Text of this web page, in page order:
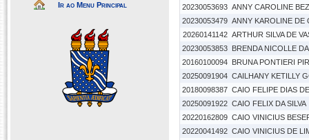
Ir ao Menu Principal
20230053693 ANNY CAROLINE
20230053479 ANNY KAROLINE DE
20260141142 ARTHUR SILVA DE
20230053853 BRENDA NICOLLE
20160100094 BRUNA PONTIERI
20250091904 CAILHANY KETILLY
20180098387 CAIO FELIPE DIAS
20250091922 CAIO FELIX DA SILVA
20220162809 CAIO VINICIUS
20220041492 CAIO VINICIUS DE